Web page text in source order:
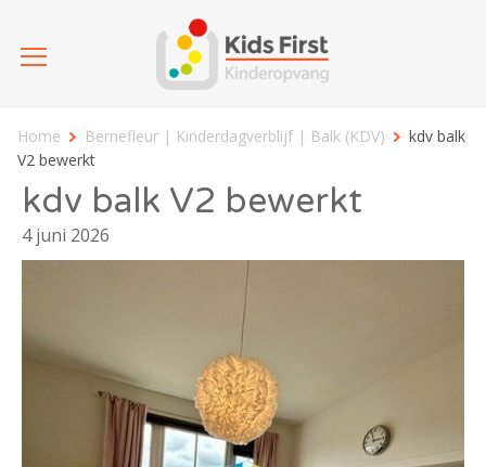
Home Bernefleur | Kinderdagverblijf | Balk (KDV)
kdv balk
V2 bewerkt
kdv balk V2 bewerkt
4 juni 2026